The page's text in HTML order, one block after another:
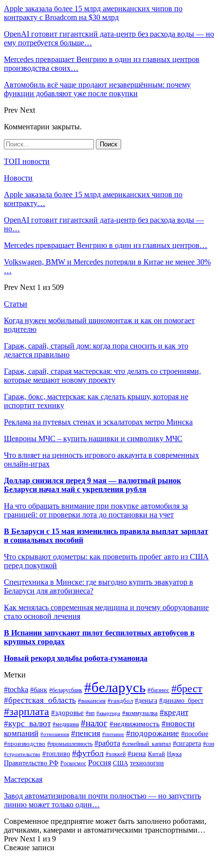
Apple заказала более 15 млрд американских чипов по
контракту с Broadcom на $30 млрд
OpenAI готовит гигантский дата-центр без расхода воды — но
ему потребуется больше…
Mercedes превращает Венгрию в один из главных центров
производства своих…
Автомобиль всё чаще продают незавершённым: почему
функции добавляют уже после покупки
Prev Next
Комментарии закрыты.
ТОП новости
Новости
Apple заказала более 15 млрд американских чипов по
контракту…
OpenAI готовит гигантский дата-центр без расхода воды —
но…
Mercedes превращает Венгрию в один из главных центров…
Volkswagen, BMW и Mercedes потеряли в Китае не менее 30%
…
Prev Next 1 из 509
Статьи
Когда нужен мобильный шиномонтаж и как он помогает
водителю
Гараж, сарай, старый дом: когда пора сносить и как это
делается правильно
Гараж, сарай, старая мастерская: что делать со строениями,
которые мешают новому проекту
Гараж, бокс, мастерская: как сделать крышу, которая не
испортит технику
Реклама на путевых стенах и эскалаторах метро Минска
Шевроны МЧС – купить нашивки и символику МЧС
Что влияет на ценность игрового аккаунта в современных
онлайн-играх
Доллар снизился перед 9 мая — валютный рынок
Беларуси начал май с укрепления рубля
На что обращать внимание при покупке автомобиля за
границей: от проверки лота до постановки на учет
В Беларуси с 15 мая изменились правила выплат зарплат
и социальных пособий
Что скрывают одометры: как проверить пробег авто из США
перед покупкой
Спецтехника в Минске: где выгодно купить эвакуатор в
Беларуси для автобизнеса?
Как менялась современная медицина и почему оборудование
стало основой лечения
В Испании запускают пилот беспилотных автобусов в
крупных городах
Новый рекорд ходьбы робота-гуманоида
Метки
#tochka #банк #беларусбанк #беларусь #бизнес #брест
#брестская_область #вакансия #гандбол #деньга #динамо_брест
#зарплата #здоровье #ип #квартира #коммуналка #кредит
#курс_валют #медицина #налог #недвижимость #новости
компаний #отношения #пенсия #питание #подорожание #пособие
#производство #промышленность #работа #семейный_капитал #сигарета #сон
#строительство #топливо #футбол #хоккей #цена Китай Наука
Правительство РФ Роскосмос Россия США технологии
Мастерская
Завод автоматизировали почти полностью — но запустить
линию может только один…
Современное предприятие может быть заполнено роботами,
датчиками, камерами и автоматическими транспортными…
Prev Next 1 из 9
Свежие записи